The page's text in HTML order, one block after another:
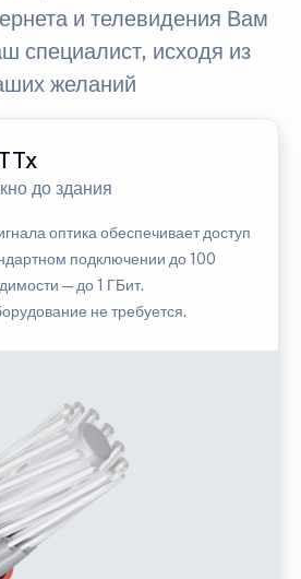
и телевидения Вам
специалист, исходя из
желаний
до здания
оптика обеспечивает доступ
подключении до 100
— до 1 ГБит.
не требуется.